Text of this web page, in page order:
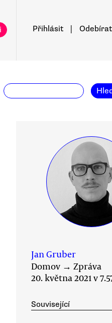
Přihlásit Odebírat
Jan Gruber
Domov → Zpráva
20. května 2021 v
Související